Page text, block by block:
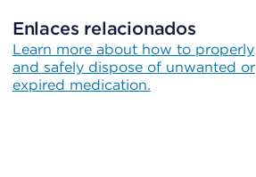
Enlaces relacionados
Learn more about how to properly
and safely dispose of unwanted or
expired medication.